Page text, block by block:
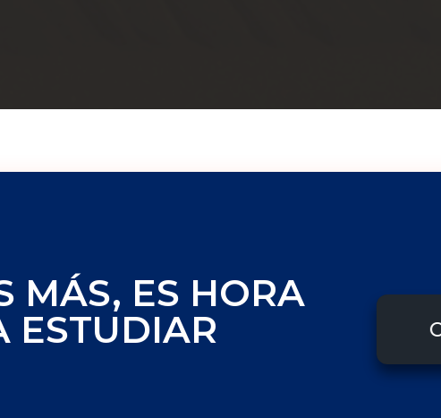
MÁS, ES HORA
ESTUDIAR